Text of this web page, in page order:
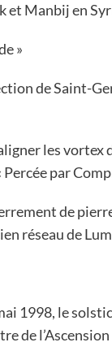
et Manbij en
»
de Saint-
les vortex
par
de
réseau de
1998, le
de